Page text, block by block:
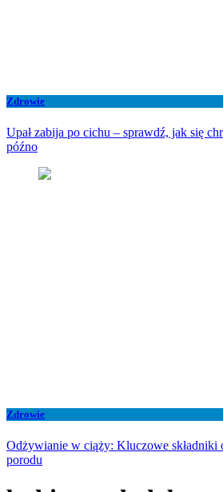
Zdrowie
Upał zabija po cichu – sprawdź, jak się
późno
Zdrowie
Odżywianie w ciąży: Kluczowe składniki
porodu